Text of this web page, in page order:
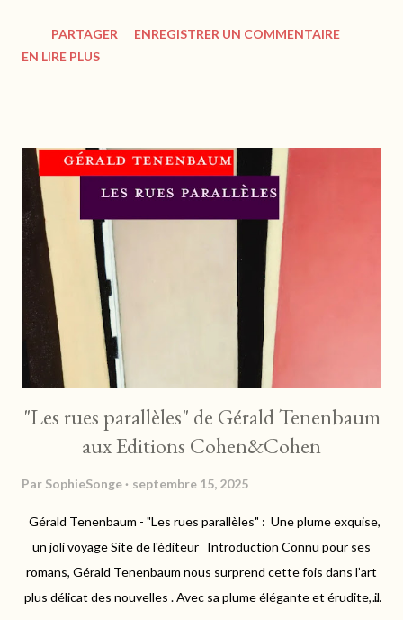
coeur qui parle et nous exhorte à un voyage empreint
d'émotions en terres du Dauphiné, où elle y a inscrit ses
contemplation, oscillant entre plaisirs d'architecture, de faune
ou de flore. On n'oublie pas bien sûr la gastronomie qui réveille
les sens, et qui fait frétiller les papilles. "Ce territoire, je le
porte en moi. Je suis faite de ce pays, j'y ai grandi. C'est là où j'ai
tout appris, où j'ai ri, pleuré, aimé, tremblé, rêvé, fumé en
cachette ma première liane av...
PARTAGER
ENREGISTRER UN COMMENTAIRE
EN LIRE PLUS
"Les rues parallèles" de Gérald Tenenbaum
aux Editions Cohen&Cohen
Par SophieSonge septembre 15, 2025
Gérald Tenenbaum - "Les rues parallèles" : Une plume exquise,
un joli voyage Site de l'éditeur Introduction Connu pour ses
romans, Gérald Tenenbaum nous surprend cette fois dans l’art
plus délicat des nouvelles . Avec sa plume élégante et érudite, il